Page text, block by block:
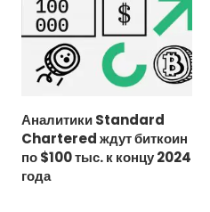
Аналитики Standard
Chartered ждут биткоин
по $100 тыс. к концу 2024
года